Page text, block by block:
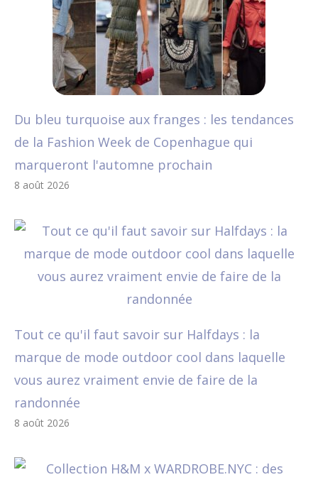
Du bleu turquoise aux franges : les tendances
de la Fashion Week de Copenhague qui
marqueront l'automne prochain
8 août 2026
Tout ce qu'il faut savoir sur Halfdays : la
marque de mode outdoor cool dans laquelle
vous aurez vraiment envie de faire de la
randonnée
8 août 2026